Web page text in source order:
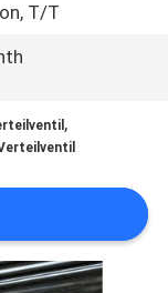
T/T
,